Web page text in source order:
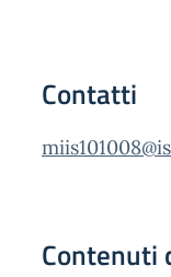
Contatti
Contenuti